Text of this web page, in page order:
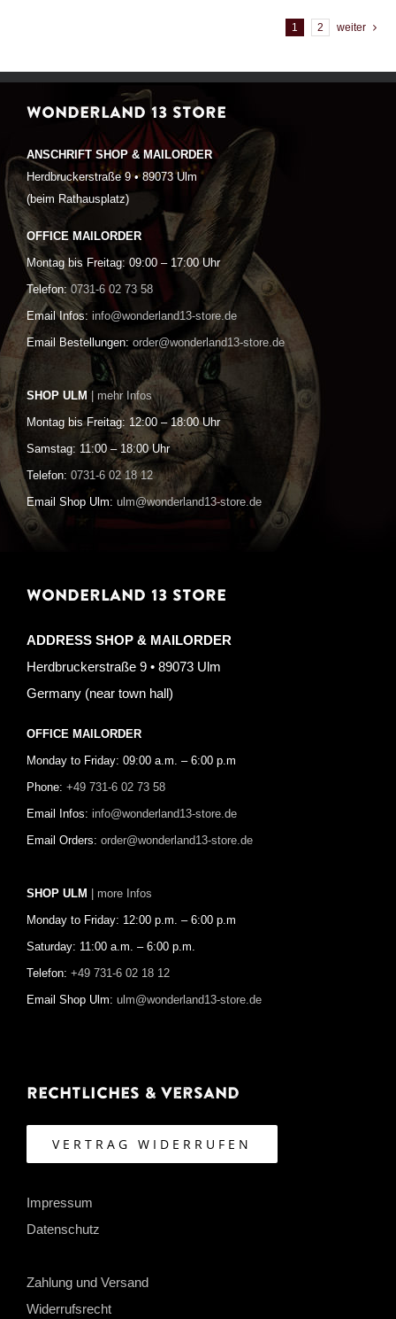
1 2 weiter
WONDERLAND 13 STORE
ANSCHRIFT SHOP & MAILORDER
Herdbruckerstraße 9 • 89073 Ulm
(beim Rathausplatz)
OFFICE MAILORDER
Montag bis Freitag: 09:00 – 17:00 Uhr
Telefon: 0731-6 02 73 58
Email Infos: info@wonderland13-store.de
Email Bestellungen: order@wonderland13-store.de
SHOP ULM | mehr Infos
Montag bis Freitag: 12:00 – 18:00 Uhr
Samstag: 11:00 – 18:00 Uhr
Telefon: 0731-6 02 18 12
Email Shop Ulm: ulm@wonderland13-store.de
WONDERLAND 13 STORE
ADDRESS SHOP & MAILORDER
Herdbruckerstraße 9 • 89073 Ulm
Germany (near town hall)
OFFICE MAILORDER
Monday to Friday: 09:00 a.m. – 6:00 p.m
Phone: +49 731-6 02 73 58
Email Infos: info@wonderland13-store.de
Email Orders: order@wonderland13-store.de
SHOP ULM | more Infos
Monday to Friday: 12:00 p.m. – 6:00 p.m
Saturday: 11:00 a.m. – 6:00 p.m.
Telefon: +49 731-6 02 18 12
Email Shop Ulm: ulm@wonderland13-store.de
Rechtliches & Versand
VERTRAG WIDERRUFEN
Impressum
Datenschutz
Zahlung und Versand
Widerrufsrecht